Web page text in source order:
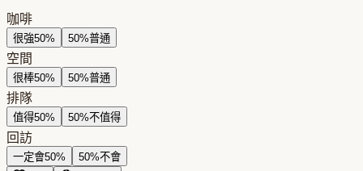
咖啡
很強50% 50%普通
空間
很棒50% 50%普通
排隊
值得50% 50%不值得
回訪
一定會50% 50%不會